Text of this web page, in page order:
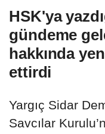
HSK'ya
gündeme
hakkında
ettirdi
Yargıç Sidar
Savcılar